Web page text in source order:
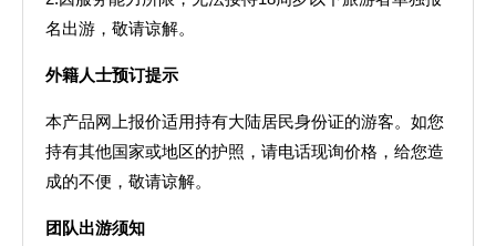
名出游，敬请谅解。
外籍人士预订提示
本产品网上报价适用持有大陆居民身份证的游客。如您
持有其他国家或地区的护照，请电话现询价格，给您造
成的不便，敬请谅解。
团队出游须知